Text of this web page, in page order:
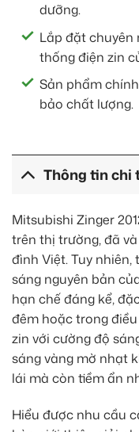
dưỡng.
Lắp đặt chuyên
thống điện zin
Sản phẩm
bảo chất lượng.
Thông tin chi
Mitsubishi Zinger
trên thị trường, đã
đình Việt. Tuy
sáng nguyên bản
hạn chế đáng kể,
đêm hoặc trong
zin với cường độ
sáng vàng mờ nhạt
lái mà còn tiềm ẩn
Hiểu được nhu cầu